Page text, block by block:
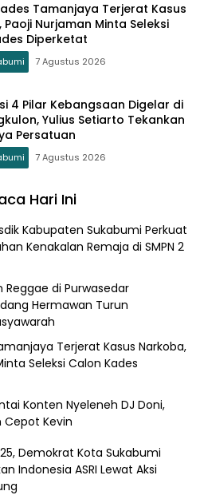
Tamanjaya Terjerat Kasus
Paoji Nurjaman Minta Seleksi
Diperketat
7 Agustus 2026
4 Pilar Kebangsaan Digelar di
Yulius Setiarto Tekankan
Persatuan
7 Agustus 2026
Hari Ini
Kabupaten Sukabumi Perkuat
Kenakalan Remaja di SMPN 2
Reggae di Purwasedar
Hermawan Turun
Terjerat Kasus Narkoba,
Seleksi Calon Kades
Konten Nyeleneh DJ Doni,
Cepot Kevin
Demokrat Kota Sukabumi
Indonesia ASRI Lewat Aksi